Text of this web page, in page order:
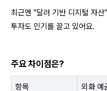
최근엔 "달러 기반 디지털 자
투자도 인기를 끌고 있어요.
주요 차이점은?
항목 외화 예